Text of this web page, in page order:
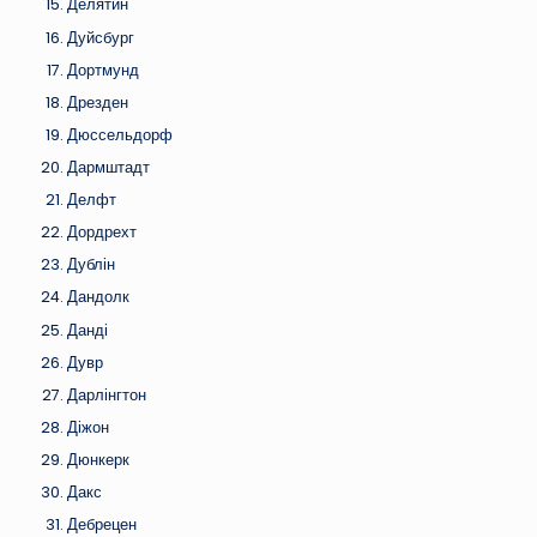
Делятин
Дуйсбург
Дортмунд
Дрезден
Дюссельдорф
Дармштадт
Делфт
Дордрехт
Дублін
Дандолк
Данді
Дувр
Дарлінгтон
Діжон
Дюнкерк
Дакс
Дебрецен